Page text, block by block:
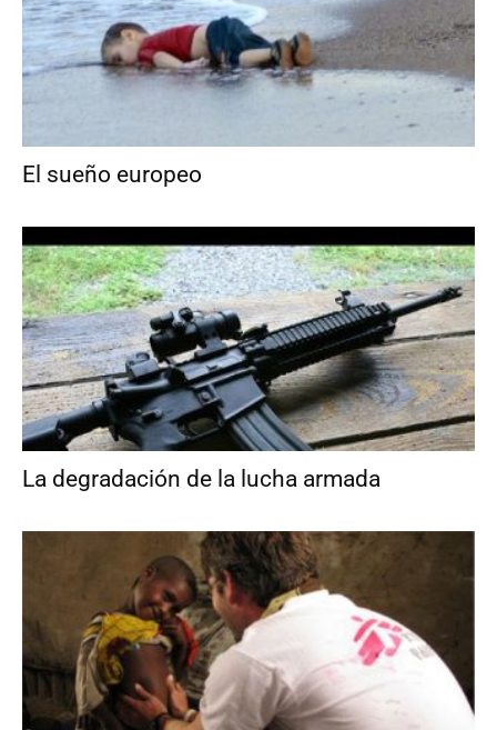
El sueño europeo
La degradación de la lucha armada